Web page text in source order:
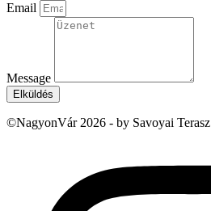
Email
Message
Elküldés
©NagyonVár 2026 - by Savoyai Terasz